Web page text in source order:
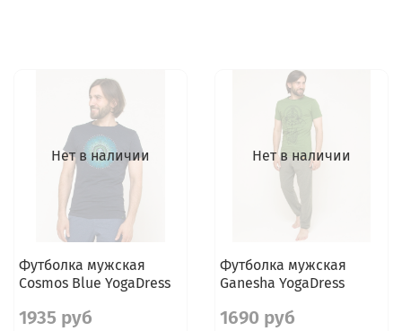
Нет в наличии
Футболка мужская
Cosmos Blue YogaDress
1935 руб
Нет в наличии
Футболка мужская
Ganesha YogaDress
1690 руб